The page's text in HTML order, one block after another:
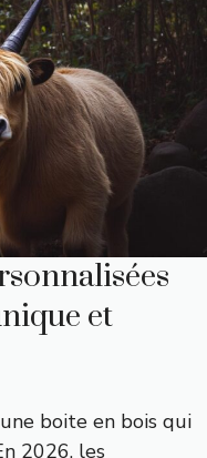
et
boite en bois qui
2026, les